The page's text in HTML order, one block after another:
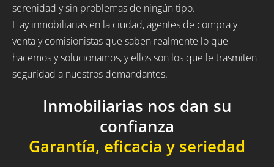
serenidad y sin problemas de ningún tipo.
Hay inmobiliarias en la ciudad, agentes de compra y
venta y comisionistas que saben realmente lo que
hacemos y solucionamos, y ellos son los que le trasmiten
seguridad a nuestros demandantes.
Inmobiliarias nos dan su
confianza
Garantía, eficacia y seriedad